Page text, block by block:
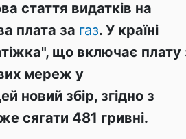
стаття видатків на
плата за газ. У країні
що включає плату
мереж у
новий збір, згідно з
сягати 481 гривні.